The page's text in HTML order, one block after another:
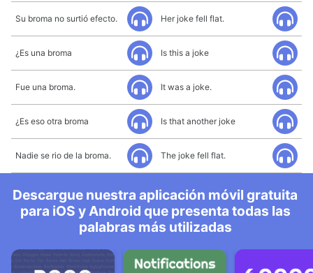
Su broma no surtió efecto. Her joke fell flat.
¿Es una broma Is this a joke
Fue una broma. It was a joke.
¿Es eso otra broma Is that another joke
Nadie se rio de la broma. The joke fell flat.
Descargue nuestra aplicación móvil gratuita
para iOS y Android que presenta todas las
palabras más utilizadas